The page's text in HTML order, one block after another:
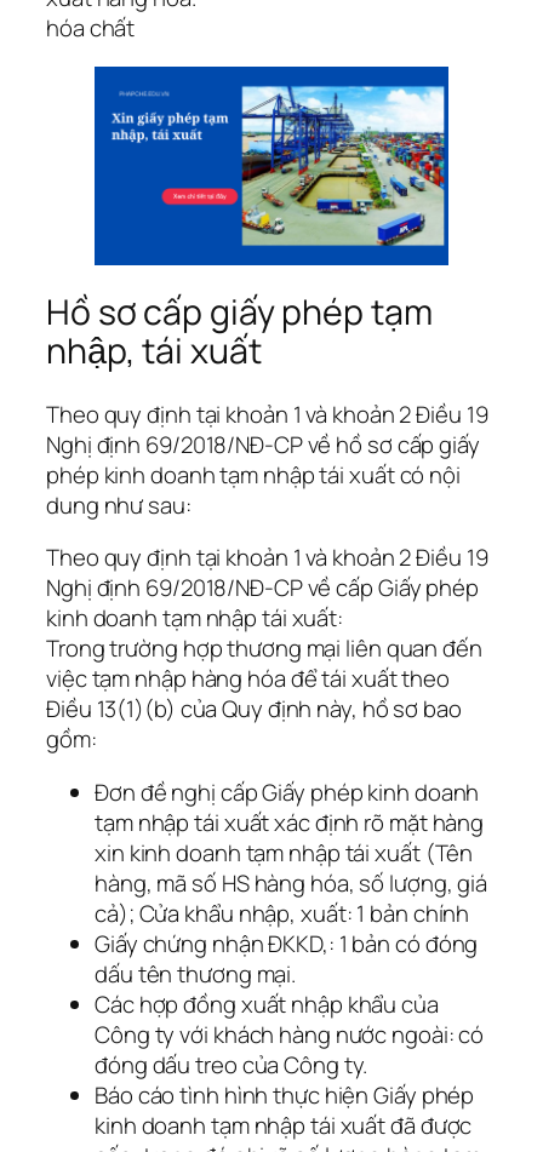
hóa chất
Hồ sơ cấp giấy phép tạm
nhập, tái xuất
Theo quy định tại khoản 1 và khoản 2 Điều 19
Nghị định 69/2018/NĐ-CP về hồ sơ cấp giấy
phép kinh doanh tạm nhập tái xuất có nội
dung như sau:
Theo quy định tại khoản 1 và khoản 2 Điều 19
Nghị định 69/2018/NĐ-CP về cấp Giấy phép
kinh doanh tạm nhập tái xuất:
Trong trường hợp thương mại liên quan đến
việc tạm nhập hàng hóa để tái xuất theo
Điều 13(1)(b) của Quy định này, hồ sơ bao
gồm:
Đơn đề nghị cấp Giấy phép kinh doanh
tạm nhập tái xuất xác định rõ mặt hàng
xin kinh doanh tạm nhập tái xuất (Tên
hàng, mã số HS hàng hóa, số lượng, giá
cả); Cửa khẩu nhập, xuất: 1 bản chính
Giấy chứng nhận ĐKKD,: 1 bản có đóng
dấu tên thương mại.
Các hợp đồng xuất nhập khẩu của
Công ty với khách hàng nước ngoài: có
đóng dấu treo của Công ty.
Báo cáo tình hình thực hiện Giấy phép
kinh doanh tạm nhập tái xuất đã được